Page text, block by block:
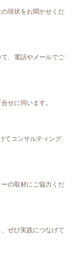
現状をお聞かせくだ
、電話やメールでご
せに伺います。
てコンサルティング
の取材にご協力くだ
ぜひ実践につなげて